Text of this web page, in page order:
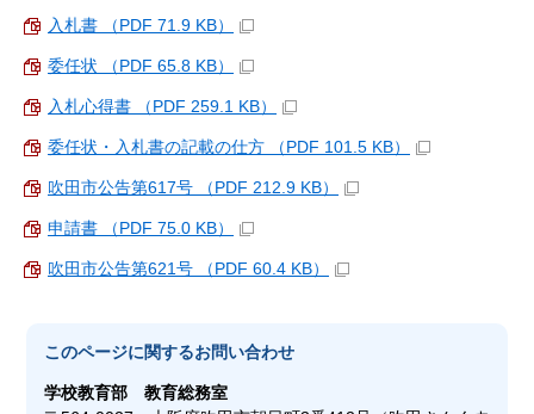
入札書 （PDF 71.9 KB）
委任状 （PDF 65.8 KB）
入札心得書 （PDF 259.1 KB）
委任状・入札書の記載の仕方 （PDF 101.5 KB）
吹田市公告第617号 （PDF 212.9 KB）
申請書 （PDF 75.0 KB）
吹田市公告第621号 （PDF 60.4 KB）
このページに関するお問い合わせ
学校教育部教育総務室